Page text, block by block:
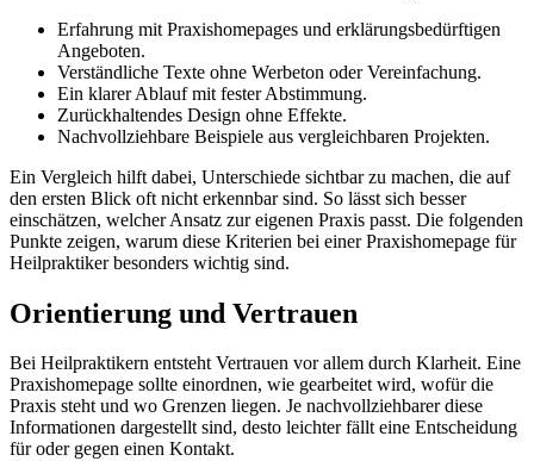
Erfahrung mit Praxishomepages und erklärungsbedürftigen
Angeboten.
Verständliche Texte ohne Werbeton oder Vereinfachung.
Ein klarer Ablauf mit fester Abstimmung.
Zurückhaltendes Design ohne Effekte.
Nachvollziehbare Beispiele aus vergleichbaren Projekten.
Ein Vergleich hilft dabei, Unterschiede sichtbar zu machen, die auf
den ersten Blick oft nicht erkennbar sind. So lässt sich besser
einschätzen, welcher Ansatz zur eigenen Praxis passt. Die folgenden
Punkte zeigen, warum diese Kriterien bei einer Praxis­homepage für
Heilpraktiker besonders wichtig sind.
Orientierung und Vertrauen
Bei Heilpraktikern entsteht Vertrauen vor allem durch Klarheit. Eine
Praxishomepage sollte einordnen, wie gearbeitet wird, wofür die
Praxis steht und wo Grenzen liegen. Je nachvollziehbarer diese
Informationen dargestellt sind, desto leichter fällt eine Entscheidung
für oder gegen einen Kontakt.